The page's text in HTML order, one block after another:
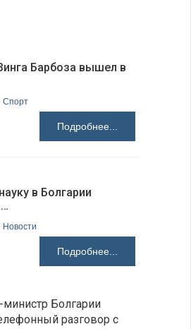
Барбоза вышел в
Спорт
Подробнее...
в Болгарии
Новости
Подробнее...
Болгарии
разговор с